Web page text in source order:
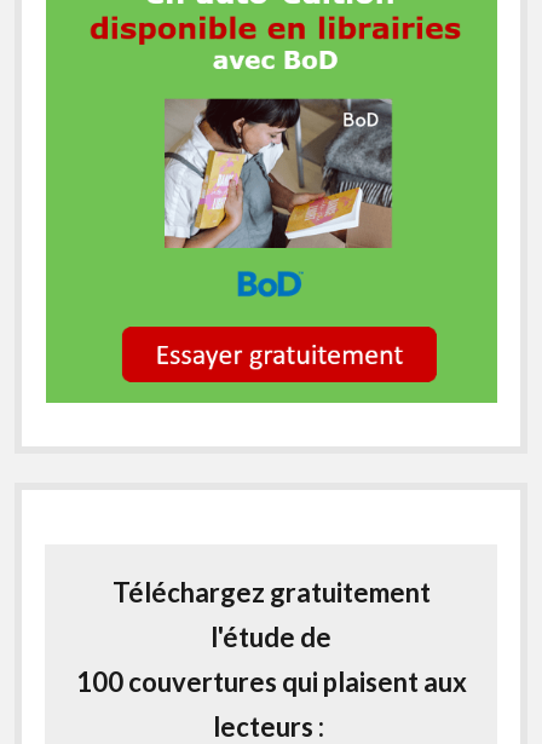
Téléchargez gratuitement
l'étude de
100 couvertures qui plaisent aux
lecteurs :